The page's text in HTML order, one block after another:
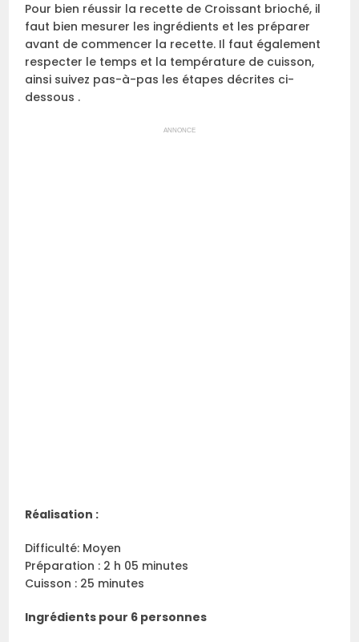
Pour bien réussir la recette de Croissant brioché, il
faut bien mesurer les ingrédients et les préparer
avant de commencer la recette. Il faut également
respecter le temps et la température de cuisson,
ainsi suivez pas-à-pas les étapes décrites ci-
dessous .
ANNONCE
Réalisation :
Difficulté: Moyen
Préparation : 2 h 05 minutes
Cuisson : 25 minutes
Ingrédients pour 6 personnes